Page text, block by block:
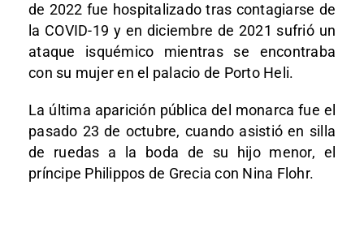
de 2022 fue hospitalizado tras contagiarse de
la COVID-19 y en diciembre de 2021 sufrió un
ataque isquémico mientras se encontraba
con su mujer en el palacio de Porto Heli.
La última aparición pública del monarca fue el
pasado 23 de octubre, cuando asistió en silla
de ruedas a la boda de su hijo menor, el
príncipe Philippos de Grecia con Nina Flohr.